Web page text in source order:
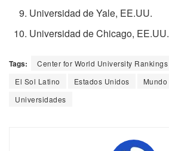
Universidad de Yale, EE.UU.
Universidad de Chicago, EE.UU.
Tags: Center for World University Rankings
El Sol Latino
Estados Unidos Mundo
Universidades